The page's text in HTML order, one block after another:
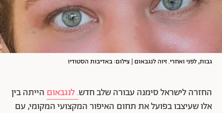
גבות, לפני ואחרי. זיוה לנגבאום | צילום: באדיבות הסטודיו
החזרה לישראל סימנה עבורה שלב חדש. לנגבאום הייתה בין
אלו שעיצבו בפועל את תחום האיפור המקצועי המקומי, עם